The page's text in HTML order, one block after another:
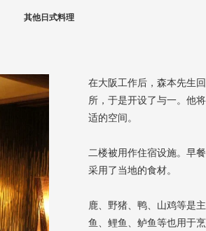
其他日式料理
在大阪工作后，森本先生
所，于是开设了与一。他
适的空间。
二楼被用作住宿设施。早
采用了当地的食材。
鹿、野猪、鸭、山鸡等是
鱼、鲤鱼、鲈鱼等也用于